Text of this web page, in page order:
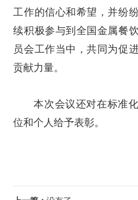
工作的信心和希望，并纷
续积极参与到全国金属餐
员会工作当中，共同为促
贡献力量。
本次会议还对在标准
位和个人给予表彰。